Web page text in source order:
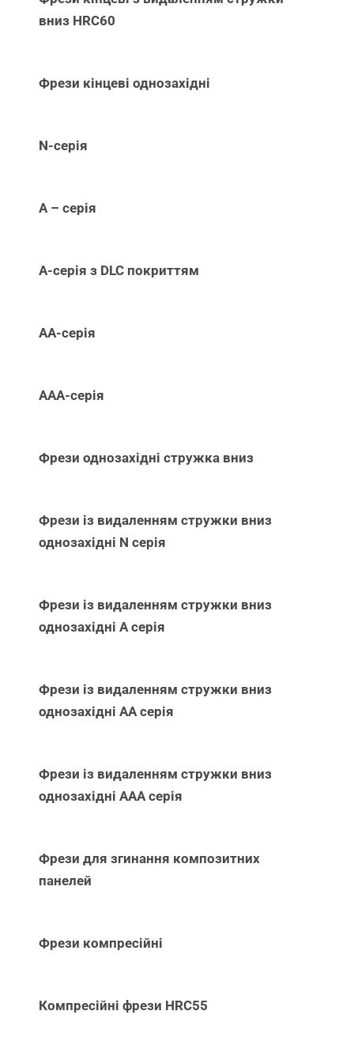
вниз НRC60
Фрези кінцеві однозахідні
N-серія
А – серія
А-серія з DLC покриттям
АА-серія
ААА-серія
Фрези однозахідні стружка вниз
Фрези із видаленням стружки вниз
однозахідні N серія
Фрези із видаленням стружки вниз
однозахідні А серія
Фрези із видаленням стружки вниз
однозахідні АА серія
Фрези із видаленням стружки вниз
однозахідні ААА серія
Фрези для згинання композитних
панелей
Фрези компресійні
Компресійні фрези HRC55